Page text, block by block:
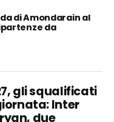
di Amondarain al
da
gli squalificati
Inter
due